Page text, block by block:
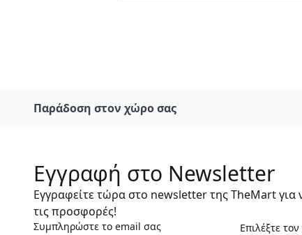
Παράδοση στον χώρο σας
Εγγραφή στο Newsletter
Εγγραφείτε τώρα στο newsletter της TheMart για
τις προσφορές!
Συμπληρώστε το email σας Επιλέξτε